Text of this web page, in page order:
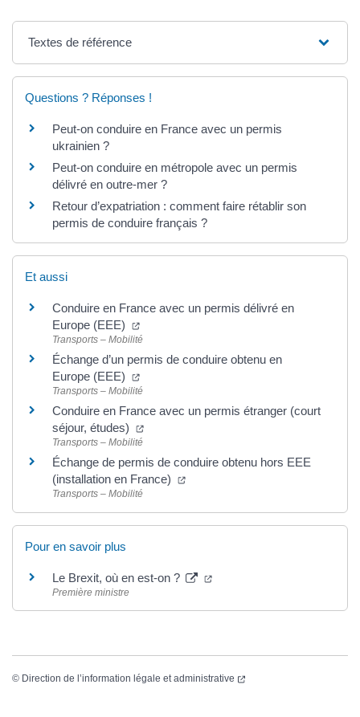
Textes de référence
Questions ? Réponses !
Peut-on conduire en France avec un permis
ukrainien ?
Peut-on conduire en métropole avec un permis
délivré en outre-mer ?
Retour d’expatriation : comment faire rétablir son
permis de conduire français ?
Et aussi
Conduire en France avec un permis délivré en
Europe (EEE)
Transports – Mobilité
Échange d’un permis de conduire obtenu en
Europe (EEE)
Transports – Mobilité
Conduire en France avec un permis étranger (court
séjour, études)
Transports – Mobilité
Échange de permis de conduire obtenu hors EEE
(installation en France)
Transports – Mobilité
Pour en savoir plus
Le Brexit, où en est-on ?
Première ministre
© Direction de l’information légale et administrative